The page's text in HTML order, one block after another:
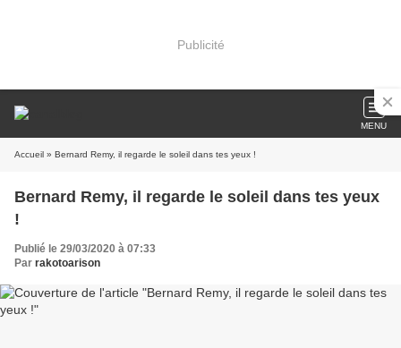
Publicité
MENU
Accueil » Bernard Remy, il regarde le soleil dans tes yeux !
Bernard Remy, il regarde le soleil dans tes yeux
!
Publié le 29/03/2020 à 07:33
Par rakotoarison